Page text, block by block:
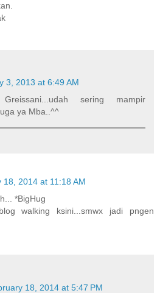
3, 2013 at 6:49 AM
sering mampir
ya Mba..^^
18, 2014 at 11:18 AM
*BigHug
walking ksini...smwx jadi pngen
18, 2014 at 5:47 PM